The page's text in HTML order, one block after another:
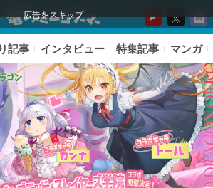
広告をスキップ
記事 インタビュー 特集記事 マンガ